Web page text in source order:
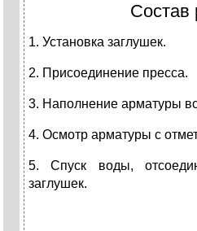
Состав
1. Установка заглушек.
2. Присоединение пресса.
3. Наполнение арматуры
4. Осмотр арматуры с
5. Спуск воды,
заглушек.